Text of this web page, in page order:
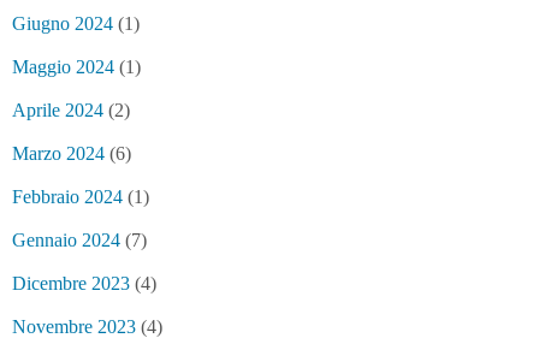
Giugno 2024 (1)
Maggio 2024 (1)
Aprile 2024 (2)
Marzo 2024 (6)
Febbraio 2024 (1)
Gennaio 2024 (7)
Dicembre 2023 (4)
Novembre 2023 (4)